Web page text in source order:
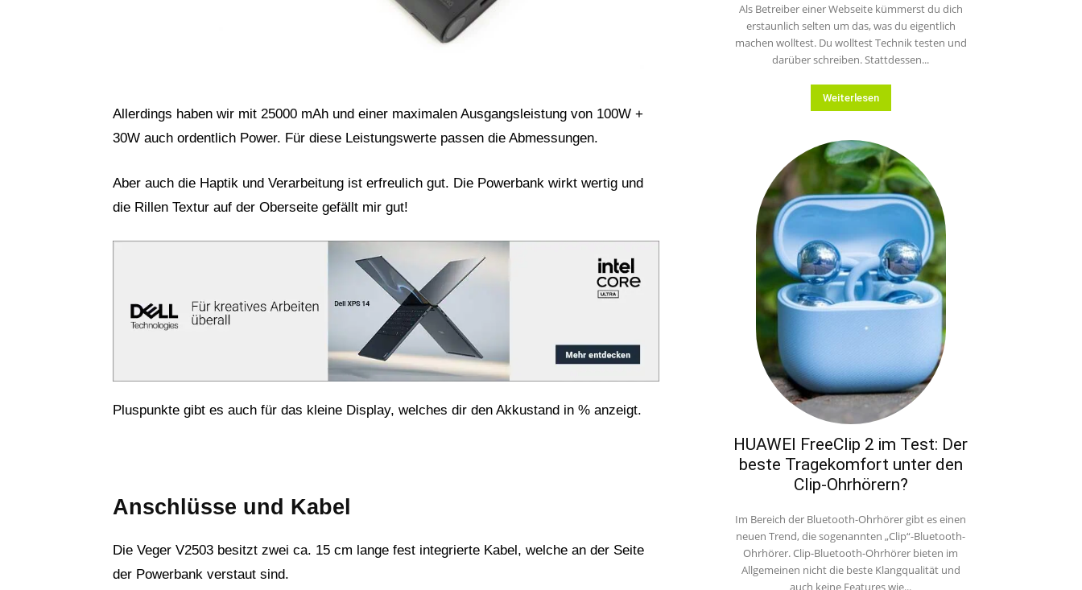
Allerdings haben wir mit 25000 mAh und einer maximalen Ausgangsleistung von 100W +
30W auch ordentlich Power. Für diese Leistungswerte passen die Abmessungen.
Aber auch die Haptik und Verarbeitung ist erfreulich gut. Die Powerbank wirkt wertig und
die Rillen Textur auf der Oberseite gefällt mir gut!
Pluspunkte gibt es auch für das kleine Display, welches dir den Akkustand in % anzeigt.
Anschlüsse und Kabel
Die Veger V2503 besitzt zwei ca. 15 cm lange fest integrierte Kabel, welche an der Seite
der Powerbank verstaut sind.
Als Betreiber einer Webseite kümmerst du dich
erstaunlich selten um das, was du eigentlich
machen wolltest. Du wolltest Technik testen und
darüber schreiben. Stattdessen...
Weiterlesen
HUAWEI FreeClip 2 im Test: Der
beste Tragekomfort unter den
Clip-Ohrhörern?
Im Bereich der Bluetooth-Ohrhörer gibt es einen
neuen Trend, die sogenannten „Clip“-Bluetooth-
Ohrhörer. Clip-Bluetooth-Ohrhörer bieten im
Allgemeinen nicht die beste Klangqualität und
auch keine Features wie...